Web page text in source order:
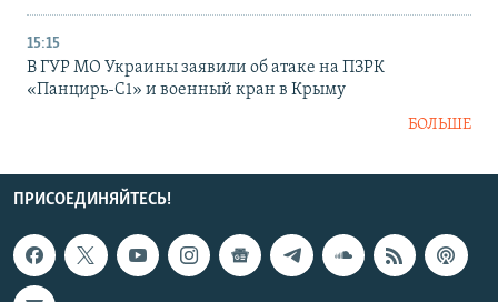
15:15
В ГУР МО Украины заявили об атаке на ПЗРК
«Панцирь-С1» и военный кран в Крыму
БОЛЬШЕ
ПРИСОЕДИНЯЙТЕСЬ!